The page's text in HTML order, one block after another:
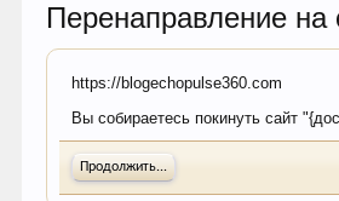
Перенаправление на
https://blogechopulse360.com
Вы собираетесь покинуть сайт
Продолжить...